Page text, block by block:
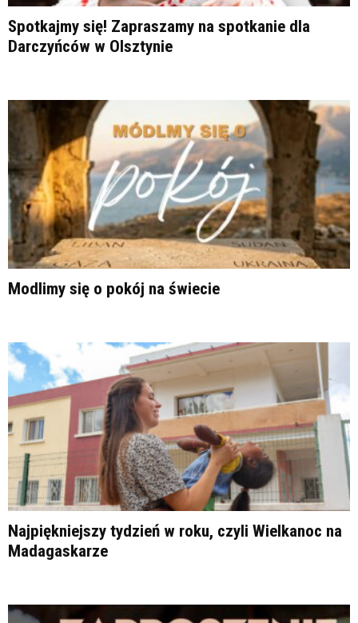
Spotkajmy się! Zapraszamy na spotkanie dla
Darczyńców w Olsztynie
Modlimy się o pokój na świecie
Najpiękniejszy tydzień w roku, czyli Wielkanoc na
Madagaskarze